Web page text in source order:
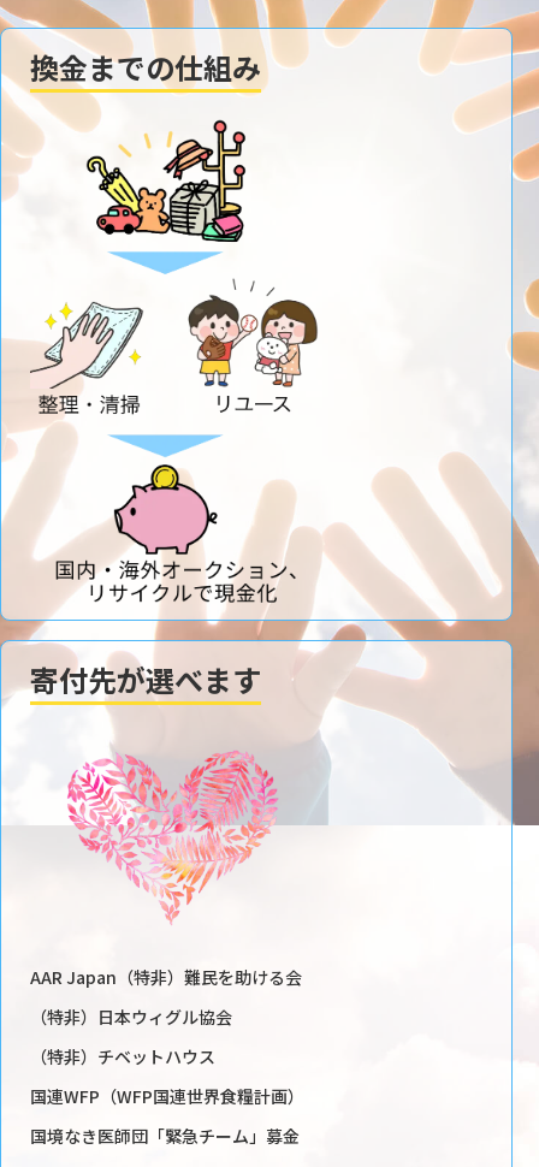
換金までの仕組み
寄付先が選べます
AAR Japan（特非）難民を助ける会
（特非）日本ウィグル協会
（特非）チベットハウス
国連WFP（WFP国連世界食糧計画）
国境なき医師団「緊急チーム」募金